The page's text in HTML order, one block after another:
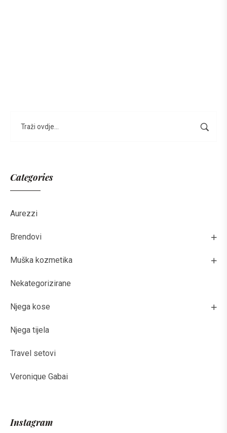
Categories
Aurezzi
Brendovi
Muška kozmetika
Nekategorizirane
Njega kose
Njega tijela
Travel setovi
Veronique Gabai
Instagram